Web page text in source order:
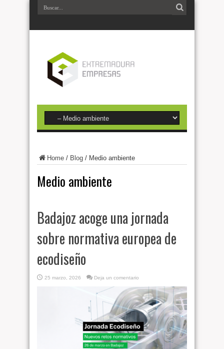
Home / Blog / Medio ambiente
Medio ambiente
Badajoz acoge una jornada
sobre normativa europea de
ecodiseño
25 marzo, 2026 Deja un comentario